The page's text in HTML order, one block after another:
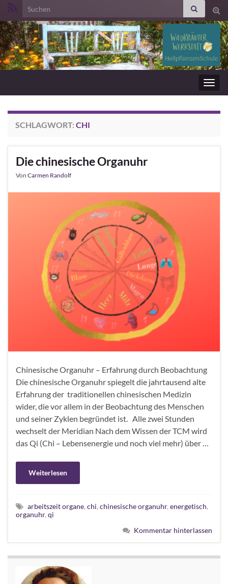
Search for:
SCHLAGWORT: CHI
Die chinesische Organuhr
Von Carmen Randolf
Chinesische Organuhr – Erfahrung durch Beobachtung
Die chinesische Organuhr spiegelt die jahrtausend alte
Erfahrung der traditionellen chinesischen Medizin
wider, die vor allem in der Beobachtung des Menschen
und seiner Zyklen begründet ist. Alle zwei Stunden
wechselt der Meridian Nach dem Wissen der TCM wird
das Qi (Chi – Lebensenergie und noch viel mehr) über …
Weiterlesen
arbeitszeit organe, chi, chinesische organuhr, energetisch,
organuhr, qi
Kommentar hinterlassen